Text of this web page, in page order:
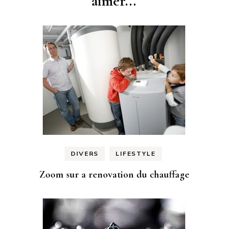
DIVERS LIFESTYLE
Zoom sur a renovation du chauffage